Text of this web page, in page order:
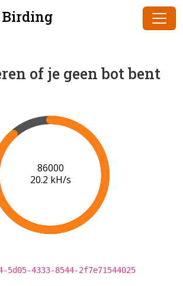
of je geen bot bent
88000
20.3 kH/s
5d05-4333-8544-2f7e71544025